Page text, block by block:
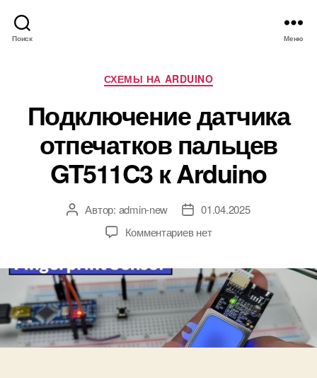
Поиск Меню
Р
у
б
р
и
к
и
СХЕМЫ НА ARDUINO
Подключение датчика
отпечатков пальцев
GT511C3 к Arduino
А
р
з
а
п
и
с
Автор: admin-new
Д
т
з
а
и
с
и
01.04.2025
Комментариевк
п
и
с
и
П
нет